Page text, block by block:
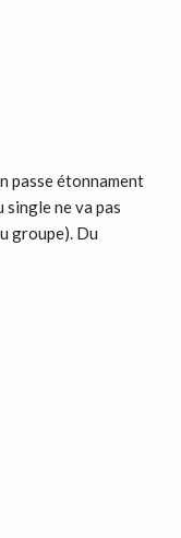
passe étonnament
single ne va pas
groupe). Du